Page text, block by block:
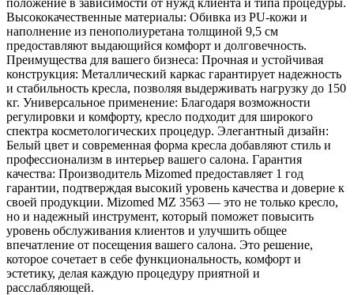
Высококачественные материалы: Обивка из PU-кожи и
наполнение из пенополиуретана толщиной 9,5 см
предоставляют выдающийся комфорт и долговечность.
Преимущества для вашего бизнеса: Прочная и устойчивая
конструкция: Металлический каркас гарантирует надежность
и стабильность кресла, позволяя выдерживать нагрузку до 150
кг. Универсальное применение: Благодаря возможности
регулировки и комфорту, кресло подходит для широкого
спектра косметологических процедур. Элегантный дизайн:
Белый цвет и современная форма кресла добавляют стиль и
профессионализм в интерьер вашего салона. Гарантия
качества: Производитель Mizomed предоставляет 1 год
гарантии, подтверждая высокий уровень качества и доверие к
своей продукции. Mizomed MZ 3563 — это не только кресло,
но и надежный инструмент, который поможет повысить
уровень обслуживания клиентов и улучшить общее
впечатление от посещения вашего салона. Это решение,
которое сочетает в себе функциональность, комфорт и
эстетику, делая каждую процедуру приятной и
расслабляющей.